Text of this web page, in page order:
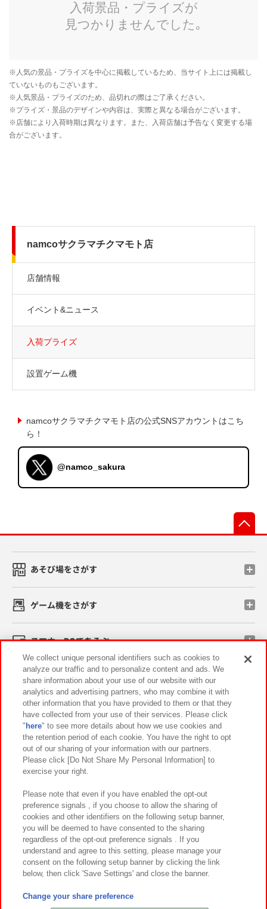
namcoサクラマチクマモト店
店舗情報
イベント&ニュース
入荷プライズ
設置ゲーム機
namcoサクラマチクマモト店の公式SNSアカウントはこち
ら！
@namco_sakura
あそび場をさがす
ゲーム機をさがす
スマホ・PCであそぶ
イベント・キャンペーン
関連会社 サステナビリティ サイトポリシー
プライバシーポリシー ウェブアクセシビリティ方針と検証結果
お取引先さまとともに
カスタマーハラスメント対応方針 よくあるご質問・お問い合わせ
©Bandai Namco Amusement Inc.
©Bandai Namco Amusement Lab Inc.
We collect unique personal identifiers such as cookies to
analyze our traffic and to personalize content and ads. We
share information about your use of our website with our
analytics and advertising partners, who may combine it with
other information that you have provided to them or that they
have collected from your use of their services. Please click
" here" to see more details about how we use cookies and
the retention period of each cookie. You have the right to opt
out of our sharing of your information with our partners.
Please click [Do Not Share My Personal Information] to
exercise your right.
Please note that even if you have enabled the opt-out
preference signals , if you choose to allow the sharing of
cookies and other identifiers on the following setup banner,
you will be deemed to have consented to the sharing
regardless of the opt-out preference signals . If you
understand and agree to this setting, please manage your
consent on the following setup banner by clicking the link
below, then click 'Save Settings' and close the banner.
Change your share preference